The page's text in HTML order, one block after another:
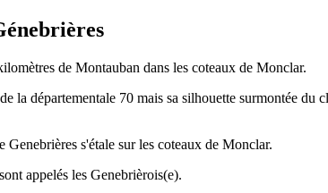
de Montauban dans les coteaux de Monclar.
la départementale 70 mais sa silhouette surmontée
s'étale sur les coteaux de Monclar.
appelés les Genebrièrois(e).